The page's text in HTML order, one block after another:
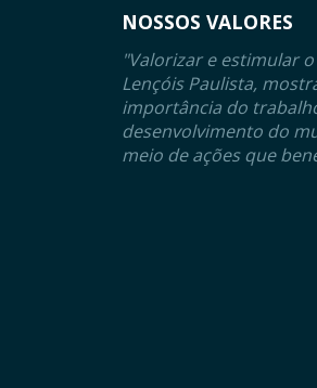
NOSSOS VALORES
"Valorizar e estimular
Lençóis Paulista,
importância do
desenvolvimento do
meio de ações que